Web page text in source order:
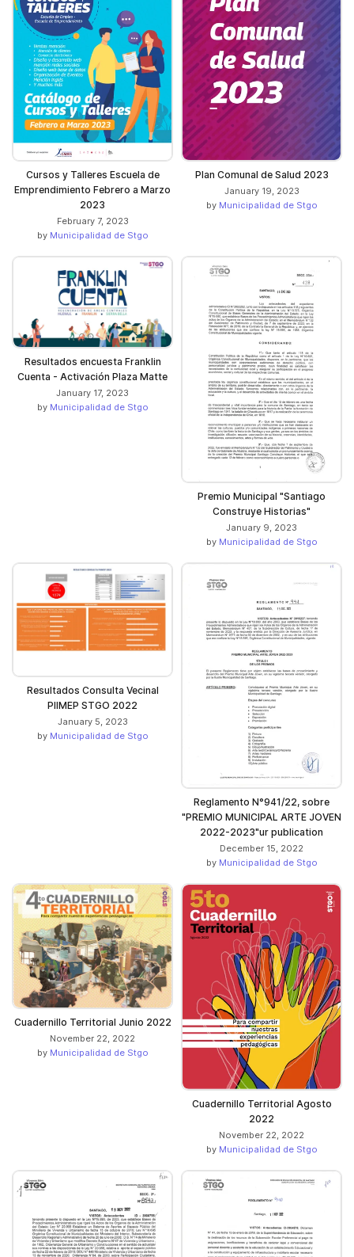
Cursos y Talleres Escuela de
Emprendimiento Febrero a Marzo
2023
February 7, 2023
by Municipalidad de Stgo
Plan Comunal de Salud 2023
January 19, 2023
by Municipalidad de Stgo
Resultados encuesta Franklin
Cuenta - Activación Plaza Matte
January 17, 2023
by Municipalidad de Stgo
Premio Municipal "Santiago
Construye Historias"
January 9, 2023
by Municipalidad de Stgo
Resultados Consulta Vecinal
PIIMEP STGO 2022
January 5, 2023
by Municipalidad de Stgo
Reglamento N°941/22, sobre
"PREMIO MUNICIPAL ARTE JOVEN
2022-2023"ur publication
December 15, 2022
by Municipalidad de Stgo
Cuadernillo Territorial Junio 2022
November 22, 2022
by Municipalidad de Stgo
Cuadernillo Territorial Agosto
2022
November 22, 2022
by Municipalidad de Stgo